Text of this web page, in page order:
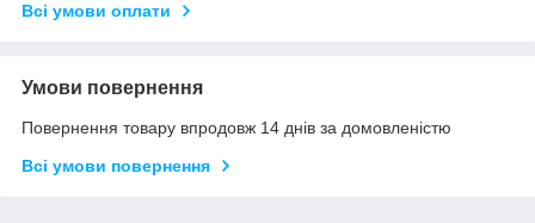
Всі умови оплати
Умови повернення
Повернення товару впродовж 14 днів за домовленістю
Всі умови повернення